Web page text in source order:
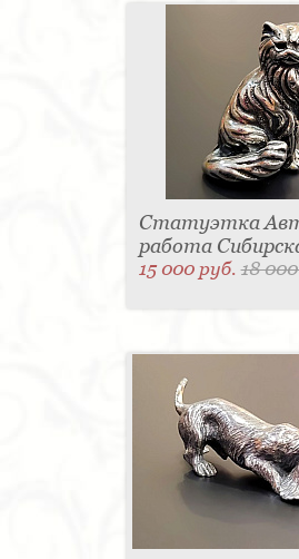
Статуэтка
работа
15 000 руб.18